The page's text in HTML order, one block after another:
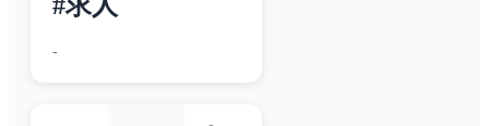
#求人
-